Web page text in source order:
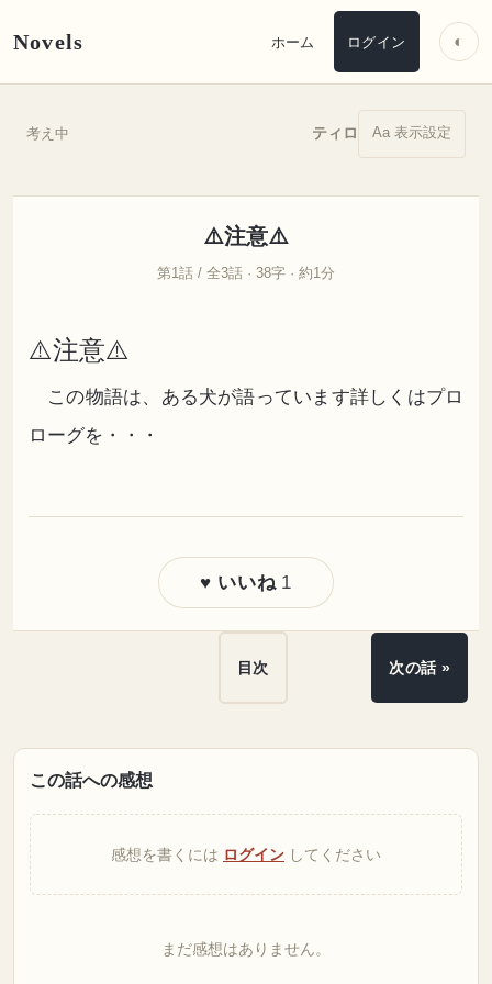
Novels ホーム ログイン ◐
考え中 ティロ Aa 表示設定
⚠️注意⚠️
第1話 / 全3話 · 38字 · 約1分
⚠️注意⚠️
この物語は、ある犬が語っています詳しくはプロ
ローグを・・・
♥ いいね 1
目次 次の話 »
この話への感想
感想を書くには ログイン してください
まだ感想はありません。